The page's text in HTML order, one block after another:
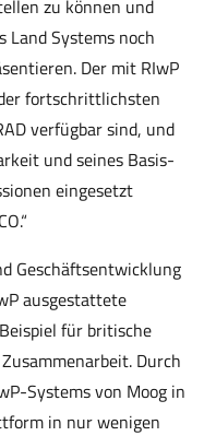
zu können und
Land Systems noch
Der mit RIwP
fortschrittlichsten
verfügbar sind, und
und seines Basis-
eingesetzt
Geschäftsentwicklung
ausgestattete
für britische
Durch
Systems von Moog in
in nur wenigen